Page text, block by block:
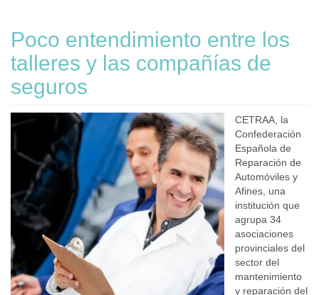
Poco entendimiento entre los
talleres y las compañías de
seguros
CETRAA, la
Confederación
Española de
Reparación de
Automóviles y
Afines, una
institución que
agrupa 34
asociaciones
provinciales del
sector del
mantenimiento
y reparación del